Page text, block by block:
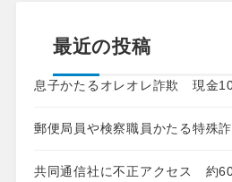
最近の投稿
息子かたるオレオレ詐欺 現金
郵便局員や検察職員かたる特殊
共同通信社に不正アクセス 約